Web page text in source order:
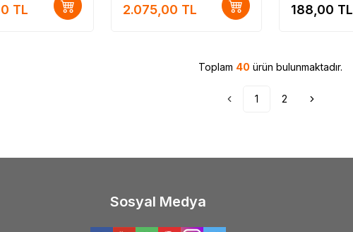
TL 2.075,00 TL 188,00 TL
Toplam 40 ürün bulunmaktadır.
1 2
Sosyal Medya